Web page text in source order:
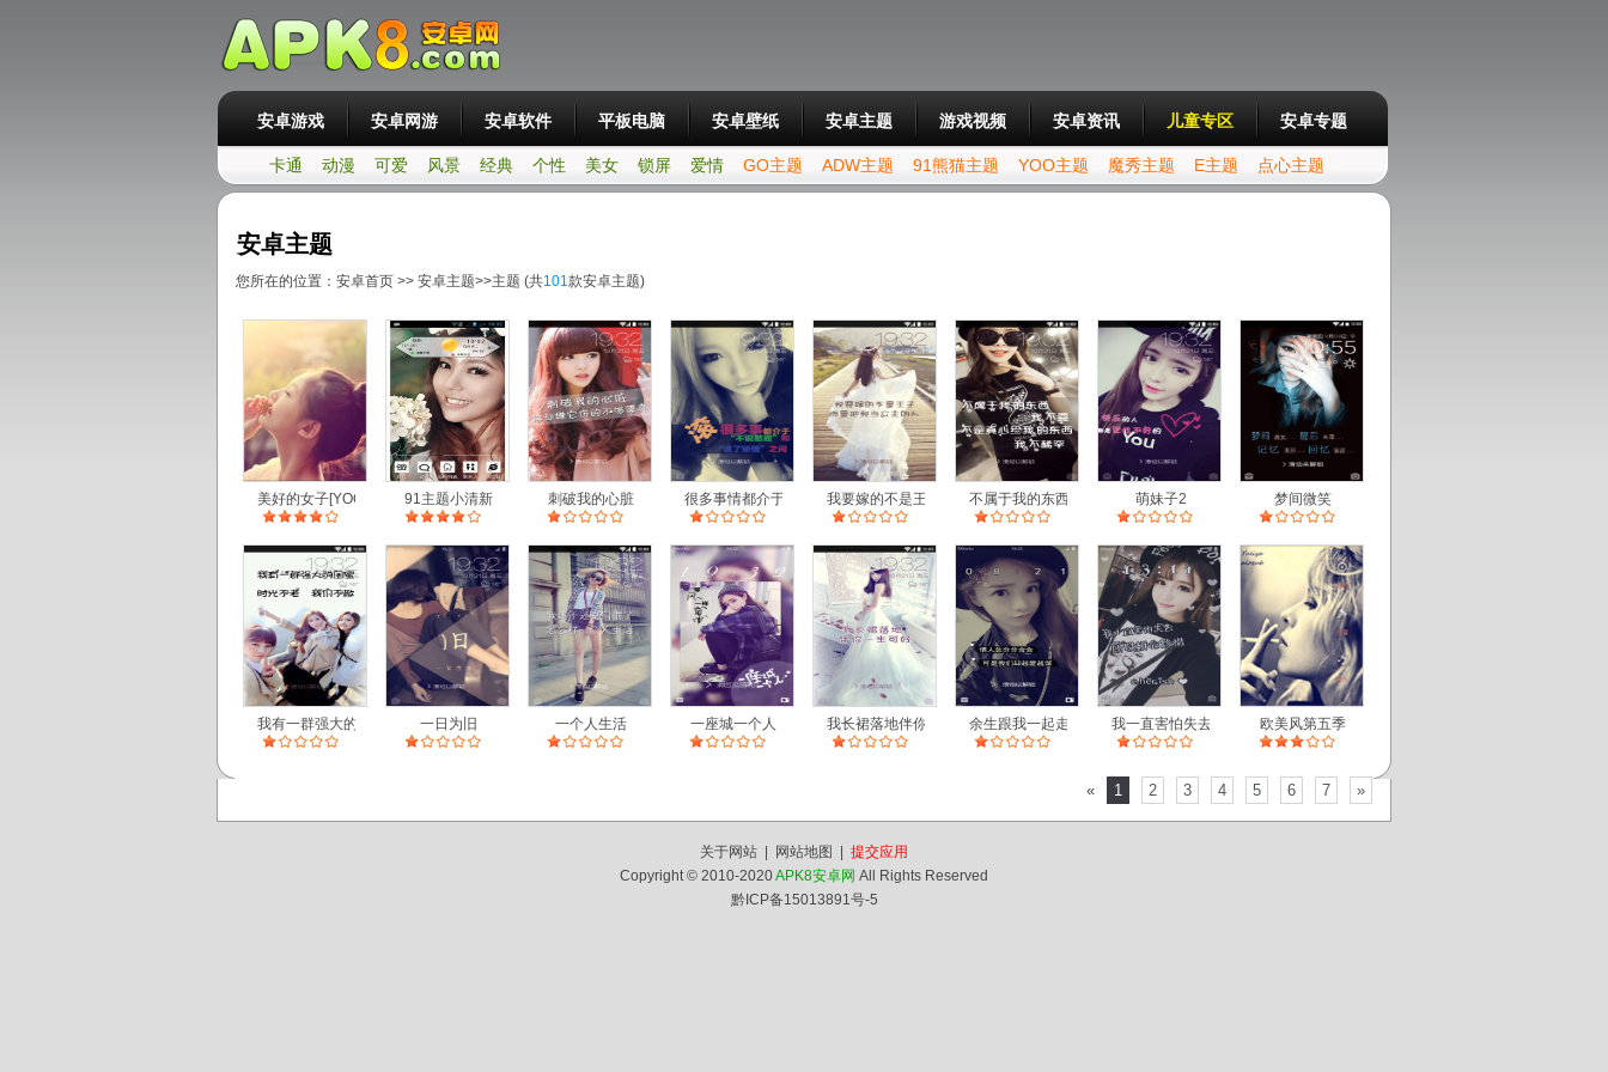
安卓游戏 安卓网游 安卓软件 平板电脑 安卓壁纸 安卓主题 游戏视频 安卓资讯 儿童专区 安卓专题
卡通 动漫 可爱 风景 经典 个性 美女 锁屏 爱情 GO主题 ADW主题 91熊猫主题 YOO主题 魔秀主题 E主题 点心主题
安卓主题
您所在的位置： 安卓首页 >> 安卓主题>>主题 (共101款安卓主题)
美好的女子[YOO主题] 91主题小清新 刺破我的心脏 很多事情都介于 我要嫁的不是王子 不属于我的东西 萌妹子2 梦间微笑
我有一群强大的闺蜜 一日为旧 一个人生活 一座城一个人 我长裙落地伴你一生可好余生跟我一起走 我一直害怕失去 欧美风第五季
« 1 2 3 4 5 6 7 »
关于网站 网站地图
提交应用
Copyright © 2010-2020APK8安卓网 All Rights Reserved
黔ICP备15013891号-5